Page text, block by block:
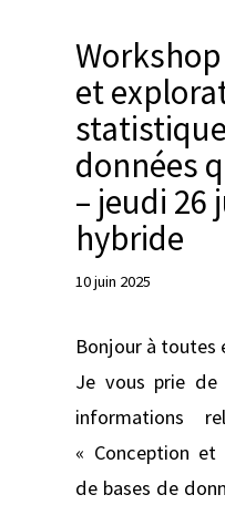
r
et
données
– jeudi 26
hybride
10 juin 2025
Bonjour à toutes
Je vous prie de
informations
« Conception
de bases de